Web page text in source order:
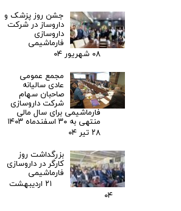
جشن روز پزشک و
داروساز در شرکت
داروسازی
فارماشیمی
۰۸ شهریور ۰۴
مجمع عمومی
عادی سالیانه
صاحبان سهام
شرکت داروسازی
فارماشیمی برای سال مالی
منتهی به ۳۰ اسفندماه ۱۴۰۳
۲۸ تیر ۰۴
بزرگداشت روز
کارگر در داروسازی
فارماشیمی
۲۱ اردیبهشت
۰۴